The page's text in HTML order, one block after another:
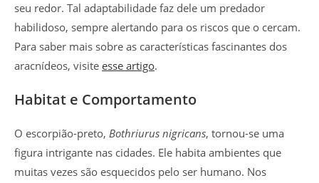
seu redor. Tal adaptabilidade faz dele um predador
habilidoso, sempre alertando para os riscos que o cercam.
Para saber mais sobre as características fascinantes dos
aracnídeos, visite esse artigo.
Habitat e Comportamento
O escorpião-preto, Bothriurus nigricans, tornou-se uma
figura intrigante nas cidades. Ele habita ambientes que
muitas vezes são esquecidos pelo ser humano. Nos